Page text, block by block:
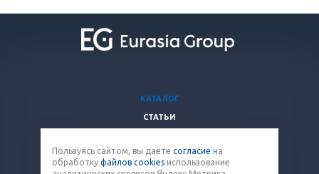
КАТАЛОГ
СТАТЬИ
КОМПАНИЯ
Пользуясь сайтом, вы даете согласие на
обработку файлов cookies использование